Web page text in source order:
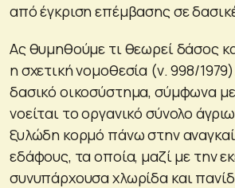
από έγκριση επέμβασης σε
Ας θυμηθούμε τι θεωρεί δάσος
η σχετική νομοθεσία (ν. 998/
δασικό οικοσύστημα, σύμφωνα
νοείται το οργανικό σύνολο
ξυλώδη κορμό πάνω στην
εδάφους, τα οποία, μαζί με την
συνυπάρχουσα χλωρίδα και